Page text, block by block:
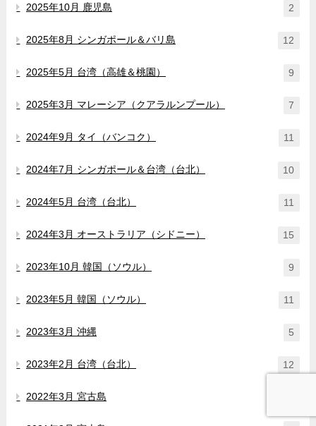
2025年10月 鹿児島 2
2025年8月 シンガポール＆バリ島 12
2025年5月 台湾（高雄＆桃園） 9
2025年3月 マレーシア（クアラルンプール） 7
2024年9月 タイ（バンコク） 11
2024年7月 シンガポール＆台湾（台北） 10
2024年5月 台湾（台北） 11
2024年3月 オーストラリア（シドニー） 15
2023年10月 韓国（ソウル） 9
2023年5月 韓国（ソウル） 11
2023年3月 沖縄 5
2023年2月 台湾（台北） 12
2022年3月 宮古島